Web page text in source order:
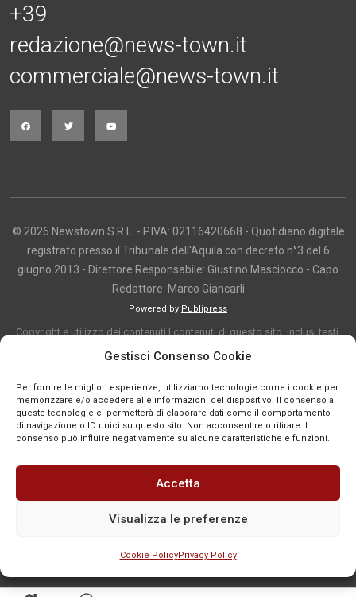
Gestisci Consenso Cookie
Per fornire le migliori esperienze, utilizziamo tecnologie come i cookie per
memorizzare e/o accedere alle informazioni del dispositivo. Il consenso a
queste tecnologie ci permetterà di elaborare dati come il comportamento
di navigazione o ID unici su questo sito. Non acconsentire o ritirare il
consenso può influire negativamente su alcune caratteristiche e funzioni.
Accetta
Visualizza le preferenze
Cookie PolicyPrivacy Policy
+39
redazione@news-town.it
commerciale@news-town.it
© 2026 Newstown S.R.L. - P.IVA: 02116420668 - Quotidiano digitale
registrato presso il Tribunale dell'Aquila con decreto n°3 del 6
giugno 2013 - Direttore Responsabile: Giustino Masciocco - Capo
Redattore: Marco Giancarli
Powered by Publipress
Copyright e utilizzo dei contenuti I contenuti di questo sito, inclusi testi,
articoli, immagini, fotografie, video e grafica, sono protetti da copyright e
indicazione. La riproduzione totale o parziale dei contenuti è consentita
solo previa autorizzazione o citando chiaramente la fonte, con link diretto
alla pagina originale, quando previsto. I contenuti provenienti da terze
parti sono pubblicati a fini informativi e restano di proprietà dei legittimi
titolari dei diritti. Se un contenuto viola diritti d’autore o norme vigenti, è
possibile segnalarlo per la verifica e l’eventuale rimozione tramite
comunicazione mail all'indirizzo redazione@news-town.it